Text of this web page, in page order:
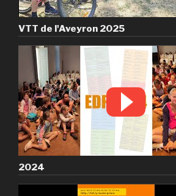
VTT de l'Aveyron 2025
2024